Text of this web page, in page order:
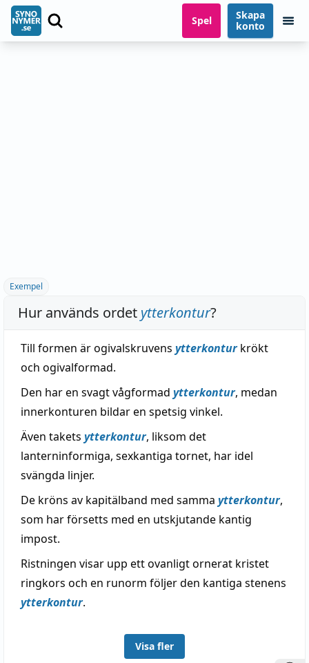
Spel
Skapa
konto
Exempel
Hur används ordet ytterkontur?
Till formen är ogivalskruvens ytterkonturkrökt
och ogivalformad.
Den har en svagt vågformad ytterkontur, medan
innerkonturen bildar en spetsig vinkel.
Även takets ytterkontur, liksom det
lanterninformiga, sexkantiga tornet, har idel
svängda linjer.
De kröns av kapitälband med samma ytterkontur,
som har försetts med en utskjutande kantig
impost.
Ristningen visar upp ett ovanligt ornerat kristet
ringkors och en runorm följer den kantiga stenens
ytterkontur.
Visa fler